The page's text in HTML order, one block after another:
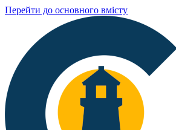
Перейти до основного вмісту